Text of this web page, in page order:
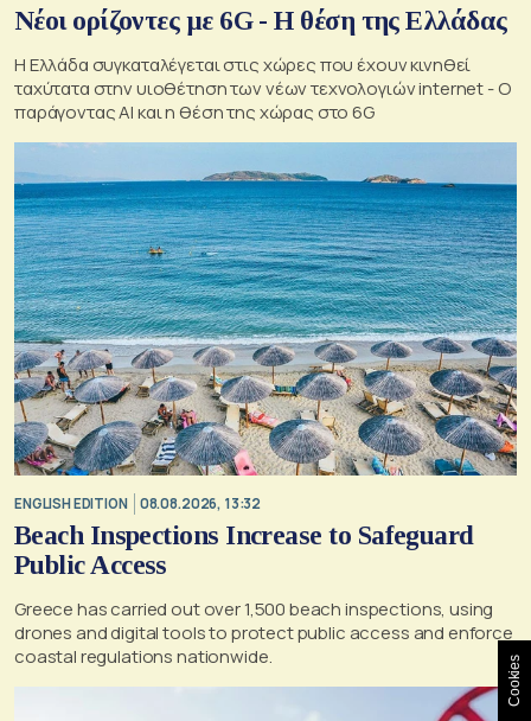
Νέοι ορίζοντες με 6G - Η θέση της Ελλάδας
Η Ελλάδα συγκαταλέγεται στις χώρες που έχουν κινηθεί
ταχύτατα στην υιοθέτηση των νέων τεχνολογιών internet - Ο
παράγοντας AI και η θέση της χώρας στο 6G
ENGLISH EDITION 08.08.2026, 13:32
Beach Inspections Increase to Safeguard
Public Access
Greece has carried out over 1,500 beach inspections, using
drones and digital tools to protect public access and enforce
coastal regulations nationwide.
Cookies